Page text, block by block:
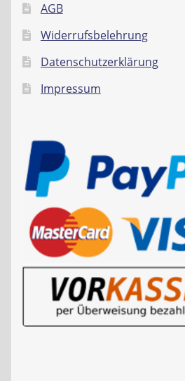
AGB
Widerrufsbelehrung
Datenschutzerklärung
Impressum